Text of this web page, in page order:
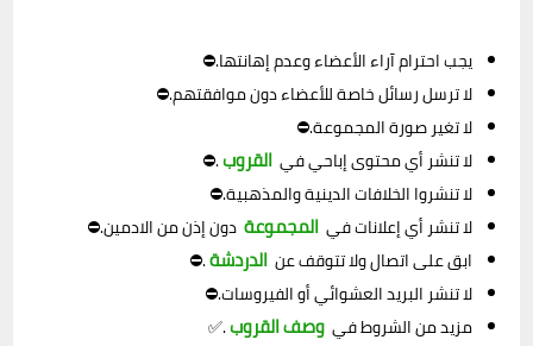
يجب احترام آراء الأعضاء وعدم إهانتها.⛔
لا ترسل رسائل خاصة للأعضاء دون موافقتهم.⛔
لا تغير صورة المجموعة.⛔
لا تنشر أي محتوى إباحي في القروب.⛔
لا تنشروا الخلافات الدينية والمذهبية.⛔
لا تنشر أي إعلانات في المجموعة دون إذن من الادمين.⛔
ابق على اتصال ولا تتوقف عن الدردشة.⛔
لا تنشر البريد العشوائي أو الفيروسات.⛔
مزيد من الشروط في وصف القروب.✅